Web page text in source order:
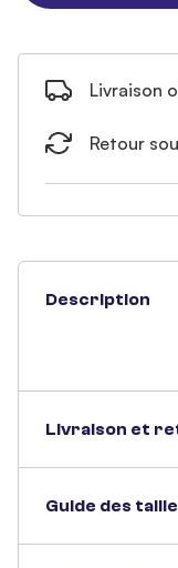
Livraison
Retour
Description
Livraison et
Guide des